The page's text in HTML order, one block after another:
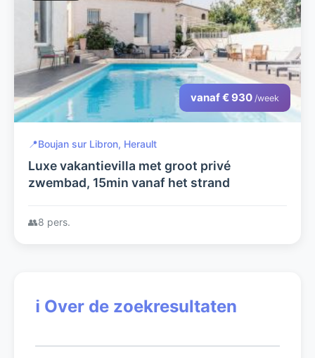
vanaf € 930 /week
📍Boujan sur Libron, Herault
Luxe vakantievilla met groot privé
zwembad, 15min vanaf het strand
👥8 pers.
ℹ️ Over de zoekresultaten